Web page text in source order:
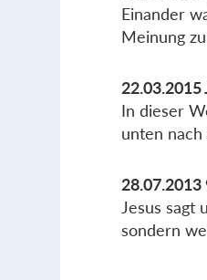
Einander
Meinung
22.03.2015
In dieser
unten
28.07.2013
Jesus sagt
sondern